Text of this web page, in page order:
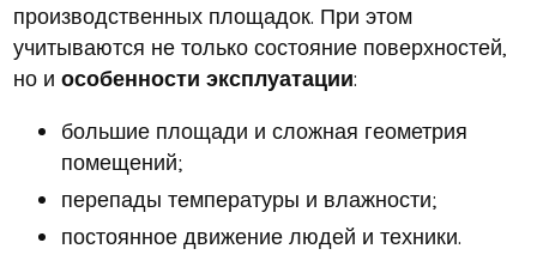
производственных площадок. При этом
учитываются не только состояние поверхностей,
но и особенности эксплуатации:
большие площади и сложная геометрия
помещений;
перепады температуры и влажности;
постоянное движение людей и техники.